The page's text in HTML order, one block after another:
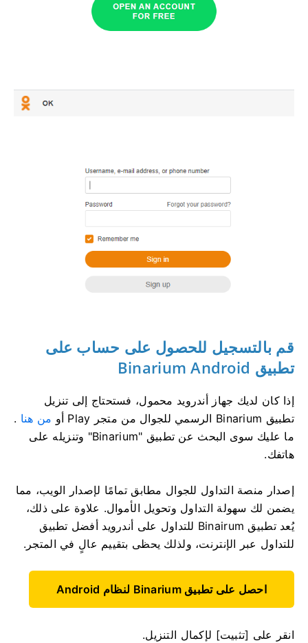
قم بالتسجيل للحصول على حساب على
تطبيق Binarium Android
إذا كان لديك جهاز أندرويد محمول، فستحتاج إلى تنزيل
تطبيق Binarium الرسمي للجوال من متجر Play أو
من هنا .
ما عليك سوى البحث عن تطبيق "Binarium" وتنزيله على
هاتفك.
إصدار منصة التداول للجوال مطابق تمامًا لإصدار الويب، مما
يضمن لك سهولة التداول وتحويل الأموال. علاوة على ذلك،
يُعد تطبيق Binairum للتداول على أندرويد أفضل تطبيق
للتداول عبر الإنترنت، ولذلك يحظى بتقييم عالٍ في المتجر.
احصل على تطبيق Binarium لنظام Android
انقر على [تثبيت] لإكمال التنزيل.